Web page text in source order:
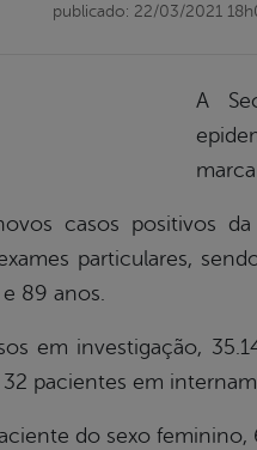
publicado: 22/03/2021
A
casos positivos
particulares,
89 anos.
em investigação,
pacientes em
do sexo